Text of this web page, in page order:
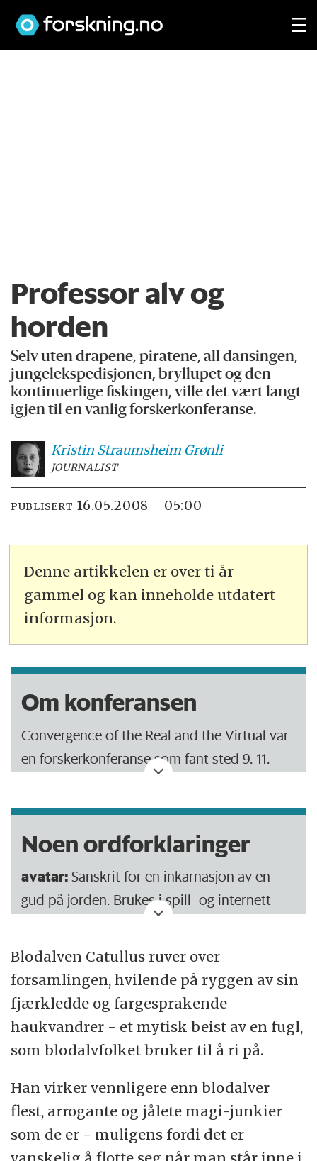
Professor alv og
horden
Selv uten drapene, piratene, all dansingen,
jungelekspedisjonen, bryllupet og den
kontinuerlige fiskingen, ville det vært langt
igjen til en vanlig forskerkonferanse.
Kristin Straumsheim Grønli
JOURNALIST
PUBLISERT 16.05.2008 - 05:00
Denne artikkelen er over ti år
gammel og kan inneholde utdatert
informasjon.
Om konferansen
Convergence of the Real and the Virtual var
en forskerkonferanse som fant sted 9.-11.
Til sammen var rundt 200 forskere innom.
For å delta var det ingen lange reiser, ingen
hotellrom.
Forskerne brukte isteden sine egne
World of Warcraft, på den amerikanske
serveren Earthen Ring.
Over tre dager diskuterte de faglige
spørsmål og herjet rundt i Azeroth.
Noen ordforklaringer
avatar: Sanskrit for en inkarnasjon av en
gud på jorden. Brukes i spill- og internett-
av deg.
Azeroth:Planeten hvor World of Warcraft
finner sted.
klasse:I WoW må du velge rase og klasse
warrior, priest, warlock, rogue, mage, druid,
hunter, shaman eller paladin.
level:et mål på din erfaring, dine krefter
Blodalven Catullus ruver over
forsamlingen, hvilende på ryggen av sin
fjærkledde og fargesprakende
haukvandrer - et mytisk beist av en fugl,
som blodalvfolket bruker til å ri på.
Han virker vennligere enn blodalver
flest, arrogante og jålete magi-junkier
som de er - muligens fordi det er